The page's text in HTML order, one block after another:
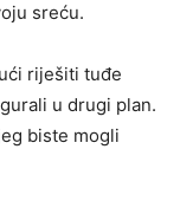
sreću.
riješiti tuđe
u drugi plan.
biste mogli